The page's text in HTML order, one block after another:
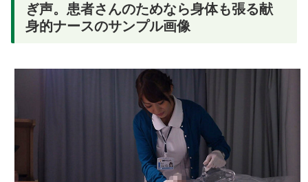
ぎ声。患者さんのためなら身体も張る献
身的ナースのサンプル画像